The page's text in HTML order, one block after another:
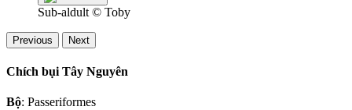
Sub-aldult © Toby
Previous Next
Chích bụi Tây Nguyên
Bộ: Passeriformes